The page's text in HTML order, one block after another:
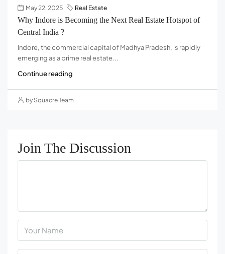
May 22, 2025 Real Estate
Why Indore is Becoming the Next Real Estate Hotspot of
Central India ?
Indore, the commercial capital of Madhya Pradesh, is rapidly
emerging as a prime real estate...
Continue reading
by Squacre Team
Join The Discussion